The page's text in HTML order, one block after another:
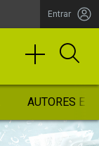
Entrar
AUTORES